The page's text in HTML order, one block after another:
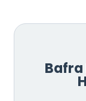
Bafra